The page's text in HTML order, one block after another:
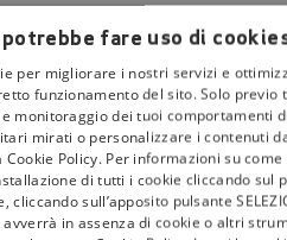
guida
fare uso di
per migliorare i nostri servizi e
funzionamento del sito. Solo
monitoraggio dei tuoi comportamenti
mirati o personalizzare i contenuti
Policy. Per informazioni su
di tutti i cookie cliccando sul
cliccando sull’apposito pulsante
in assenza di cookie o altri